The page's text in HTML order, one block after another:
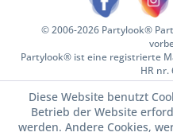
© 2006-2026 Partylook®
Partylook® ist eine registrierte
HR nr.
Diese Website benutzt
Betrieb der Website
werden. Andere Cookies,